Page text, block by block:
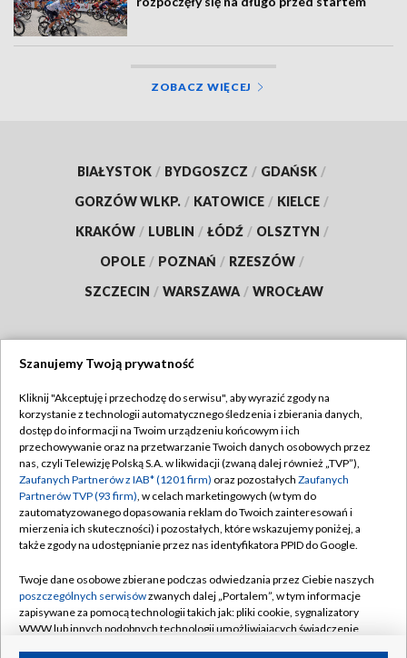
ZOBACZ WIĘCEJ
BIAŁYSTOK / BYDGOSZCZ / GDAŃSK /
GORZÓW WLKP. / KATOWICE / KIELCE /
KRAKÓW / LUBLIN / ŁÓDŹ / OLSZTYN /
OPOLE / POZNAŃ / RZESZÓW /
SZCZECIN / WARSZAWA / WROCŁAW
TVP
Abonament TVP
Emisja w TVP
Centrum informacji TVP
Naziemna Telewizja Cyfrowa
Rada Programowa
System NOS
Informacje o nadawcy
Regulamin TVP
Polityka prywatności
Moje zgody
Pomoc
Kontakt
Szanujemy Twoją prywatność
Kliknij "Akceptuję i przechodzę do serwisu", aby wyrazić zgody na
korzystanie z technologii automatycznego śledzenia i zbierania danych,
dostęp do informacji na Twoim urządzeniu końcowym i ich
przechowywanie oraz na przetwarzanie Twoich danych osobowych przez
nas, czyli Telewizję Polską S.A. w likwidacji (zwaną dalej również „TVP”),
Zaufanych Partnerów z IAB* (1201 firm) oraz pozostałych Zaufanych
Partnerów TVP (93 firm), w celach marketingowych (w tym do
zautomatyzowanego dopasowania reklam do Twoich zainteresowań i
mierzenia ich skuteczności) i pozostałych, które wskazujemy poniżej, a
także zgody na udostępnianie przez nas identyfikatora PPID do Google.
Twoje dane osobowe zbierane podczas odwiedzania przez Ciebie naszych
poszczególnych serwisówzwanych dalej „Portalem”, w tym informacje
zapisywane za pomocą technologii takich jak: pliki cookie, sygnalizatory
WWW lub innych podobnych technologii umożliwiających świadczenie